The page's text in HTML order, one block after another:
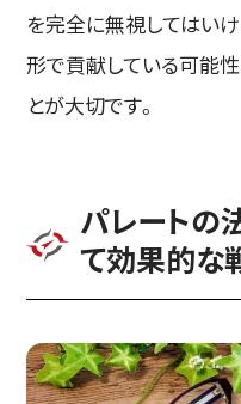
を完全に無視してはい
形で貢献している可能
とが大切です。
パレートの
て効果的な